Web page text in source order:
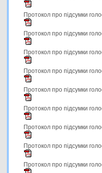
Протокол про підсумки
Протокол про підсумки
Протокол про підсумки
Протокол про підсумки
Протокол про підсумки
Протокол про підсумки
Протокол про підсумки
Протокол про підсумки
Протокол про підсумки